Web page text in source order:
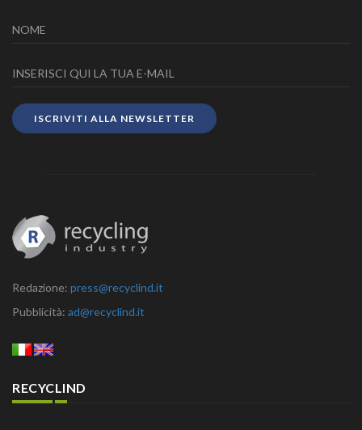
ISCRIVITI ALLA NEWSLETTER
Redazione: press@recyclind.it
Pubblicità: ad@recyclind.it
RECYCLIND